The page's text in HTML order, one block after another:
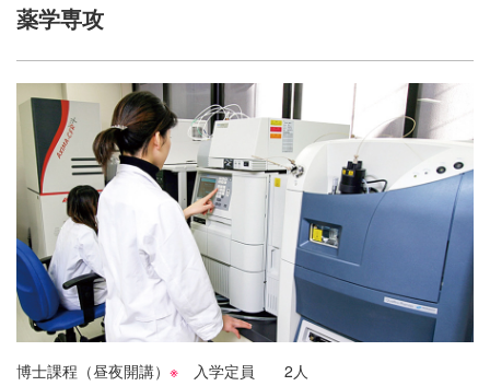
薬学専攻
博士課程（昼夜開講） ※ 入学定員 2人